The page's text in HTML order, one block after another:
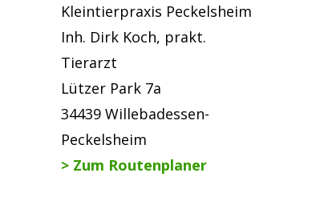
Kleintierpraxis Peckelsheim
Inh. Dirk Koch, prakt.
Tierarzt
Lützer Park 7a
34439 Willebadessen-
Peckelsheim
> Zum Routenplaner